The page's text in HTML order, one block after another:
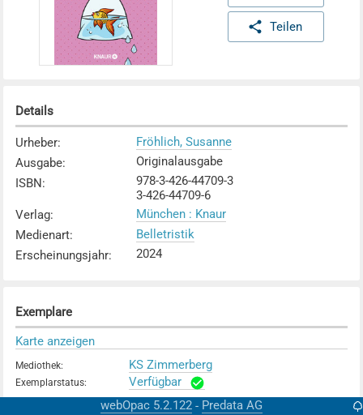
Teilen
Details
Urheber:
Fröhlich, Susanne
Ausgabe:
Originalausgabe
ISBN:
978-3-426-44709-3
3-426-44709-6
Verlag:
München : Knaur
Medienart:
Belletristik
Erscheinungsjahr: 2024
Exemplare
Karte anzeigen
Mediothek: KS Zimmerberg
Exemplarstatus: Verfügbar
webOpac 5.2.122 - Predata AG